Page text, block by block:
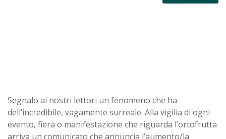
Segnalo ai nostri lettori un fenomeno che ha
dell’incredibile, vagamente surreale. Alla vigilia di ogni
evento, fiera o manifestazione che riguarda l’ortofrutta
arriva un comunicato che annuncia l’aumento/la